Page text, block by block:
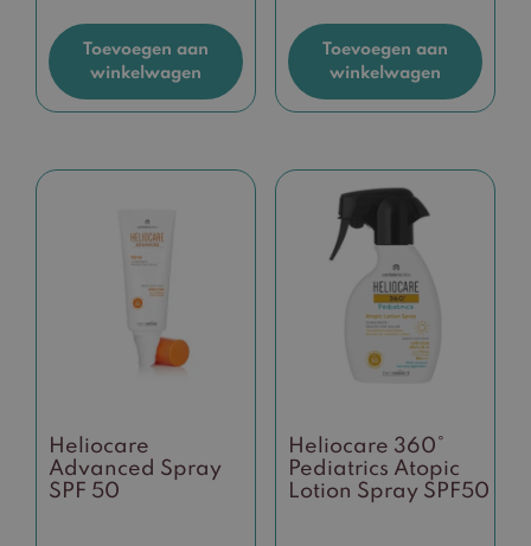
Toevoegen aan
winkelwagen
Toevoegen aan
winkelwagen
Heliocare
Advanced Spray
SPF 50
Heliocare 360°
Pediatrics Atopic
Lotion Spray SPF50